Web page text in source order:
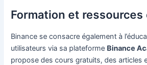
Formation et
Binance se consacre également à
utilisateurs via sa plateforme Binance
propose des cours gratuits, des articles